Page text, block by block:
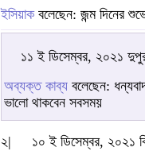
ইসিয়াকবলেছেন: জন্ম দিনের
১১ ই ডিসেম্বর, ২০২১
অব্যক্ত কাব্য বলেছেন:
ভালো থাকবেন সবসময়
২|
১০ ই ডিসেম্বর, ২০২১